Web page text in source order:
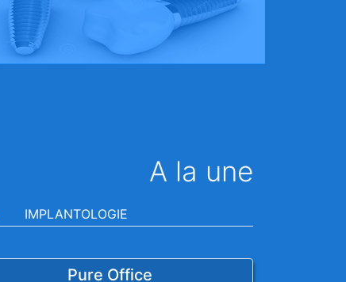
A la une
IMPLANTOLOGIE
Pure Office